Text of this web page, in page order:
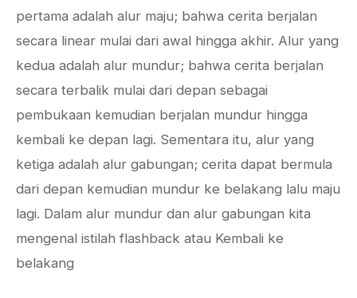
pertama adalah alur maju; bahwa cerita berjalan
secara linear mulai dari awal hingga akhir. Alur yang
kedua adalah alur mundur; bahwa cerita berjalan
secara terbalik mulai dari depan sebagai
pembukaan kemudian berjalan mundur hingga
kembali ke depan lagi. Sementara itu, alur yang
ketiga adalah alur gabungan; cerita dapat bermula
dari depan kemudian mundur ke belakang lalu maju
lagi. Dalam alur mundur dan alur gabungan kita
mengenal istilah flashback atau Kembali ke
belakang